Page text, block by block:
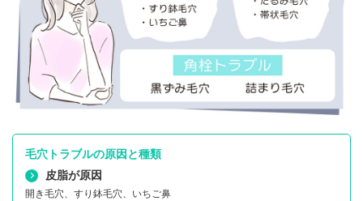
毛穴トラブルの原因と種類
皮脂が原因
開き毛穴、すり鉢毛穴、いちご鼻